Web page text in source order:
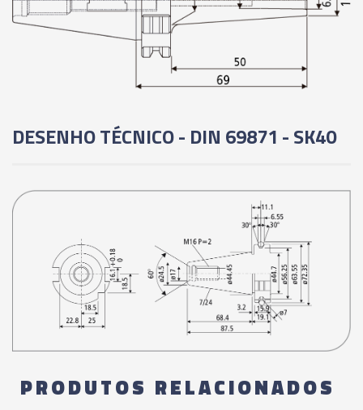
04099 - PORTA FRESA ROSCADO (PORTA
CÁPSULA) - SK40 - MCA16 - 281MM
04169 - PORTA FRESA ROSCADO (PORTA
04172 - PORTA FRESA ROSCADO (PORTA
CÁPSULA) - SK50 - MCA12 - 69MM
04173 - PORTA FRESA ROSCADO (PORTA
CÁPSULA) - SK50 - MCA12 - 119MM
04174 - PORTA FRESA ROSCADO (PORTA
DESENHO TÉCNICO - DIN 69871 - SK40
PRODUTOS RELACIONADOS